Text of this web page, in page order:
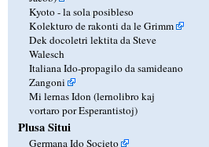
Kyoto - la sola posibleso
Kolekturo de rakonti da le Grimm
Dek docoletri lektita da Steve
Walesch
Italiana Ido-propagilo da samideano
Zangoni
Mi lernas Idon (lernolibro kaj
vortaro por Esperantistoj)
Plusa Situi
Germana Ido Societo